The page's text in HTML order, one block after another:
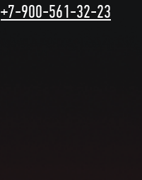
+7-900-561-32-23